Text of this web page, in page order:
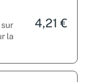
la
4,21 €